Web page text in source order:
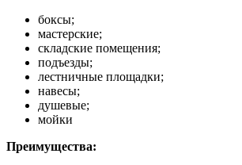
боксы;
мастерские;
складские помещения;
подъезды;
лестничные площадки;
навесы;
душевые;
мойки
Преимущества: